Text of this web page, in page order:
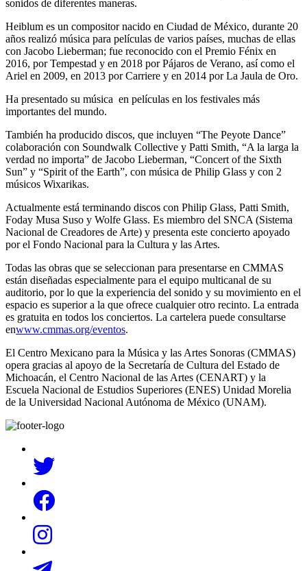
sonidos de diferentes maneras.
Heiblum es un compositor nacido en Ciudad de México, durante 20
años realizó música para películas de varios países, muchas de ellas
con Jacobo Lieberman; fue reconocido con el Premio Fénix en
2016, por Tempestad y en 2018 por Pájaros de Verano, así como el
Ariel en 2009, en 2013 por Carriere y en 2014 por La Jaula de Oro.
Ha presentado su música en películas en los festivales más
importantes del mundo.
También ha producido discos, que incluyen “The Peyote Dance”
colaboración con Soundwalk Collective y Patti Smith, “A la larga la
verdad no importa” de Jacobo Lieberman, “Concert of the Sixth
Sun” y “Spirit of the Earth”, con música de Philip Glass y con 2
músicos Wixarikas.
Actualmente está terminando discos con Philip Glass, Patti Smith,
Foday Musa Suso y Wolfe Glass. Es miembro del SNCA (Sistema
Nacional de Creadores de Arte) y presenta este concierto apoyado
por el Fondo Nacional para la Cultura y las Artes.
Todas las obras que se seleccionan para presentarse en CMMAS
están diseñadas especialmente para el equipo multicanal de su
auditorio, por lo que la experiencia del sonido y su movimiento en el
espacio es superior a la que ofrece cualquier otro recinto. La entrada
es gratuita en todos los conciertos. La cartelera puede consultarse
enwww.cmmas.org/eventos.
El Centro Mexicano para la Música y las Artes Sonoras (CMMAS)
opera gracias al apoyo de la Secretaría de Cultura del Estado de
Michoacán, el Centro Nacional de las Artes (CENART) y la
Escuela Nacional de Estudios Superiores (ENES) Unidad Morelia
de la Universidad Nacional Autónoma de México (UNAM).